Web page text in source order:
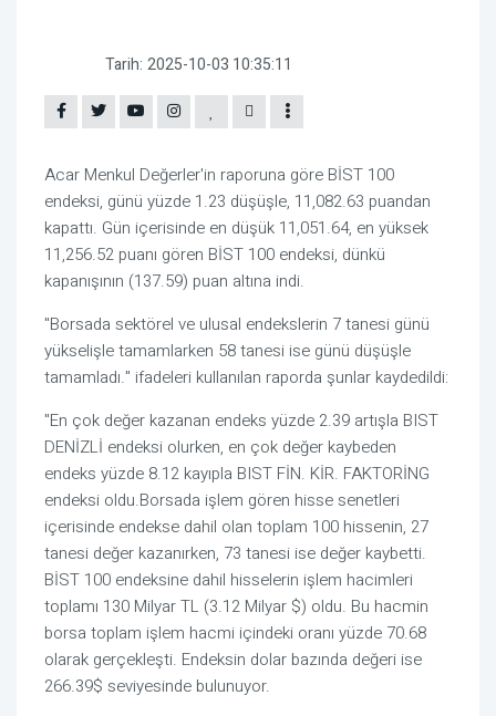
Tarih: 2025-10-03 10:35:11
Acar Menkul Değerler'in raporuna göre BİST 100
endeksi, günü yüzde 1.23 düşüşle, 11,082.63 puandan
kapattı. Gün içerisinde en düşük 11,051.64, en yüksek
11,256.52 puanı gören BİST 100 endeksi, dünkü
kapanışının (137.59) puan altına indi.
"Borsada sektörel ve ulusal endekslerin 7 tanesi günü
yükselişle tamamlarken 58 tanesi ise günü düşüşle
tamamladı." ifadeleri kullanılan raporda şunlar kaydedildi:
"En çok değer kazanan endeks yüzde 2.39 artışla BIST
DENİZLİ endeksi olurken, en çok değer kaybeden
endeks yüzde 8.12 kayıpla BIST FİN. KİR. FAKTORİNG
endeksi oldu.Borsada işlem gören hisse senetleri
içerisinde endekse dahil olan toplam 100 hissenin, 27
tanesi değer kazanırken, 73 tanesi ise değer kaybetti.
BİST 100 endeksine dahil hisselerin işlem hacimleri
toplamı 130 Milyar TL (3.12 Milyar $) oldu. Bu hacmin
borsa toplam işlem hacmi içindeki oranı yüzde 70.68
olarak gerçekleşti. Endeksin dolar bazında değeri ise
266.39$ seviyesinde bulunuyor.